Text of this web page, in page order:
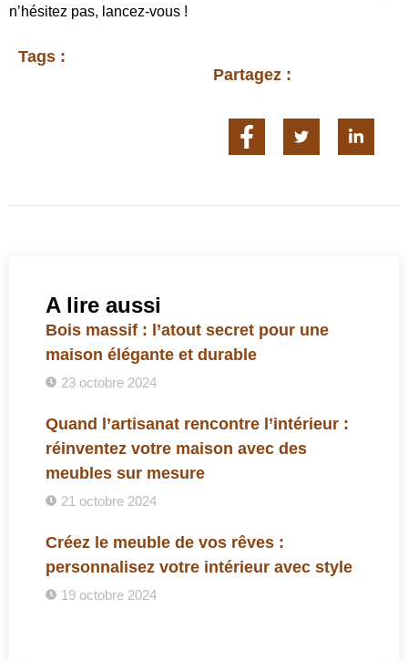
n’hésitez pas, lancez-vous !
Tags :
Partagez :
A lire aussi
Bois massif : l’atout secret pour une
maison élégante et durable
23 octobre 2024
Quand l’artisanat rencontre l’intérieur :
réinventez votre maison avec des
meubles sur mesure
21 octobre 2024
Créez le meuble de vos rêves :
personnalisez votre intérieur avec style
19 octobre 2024